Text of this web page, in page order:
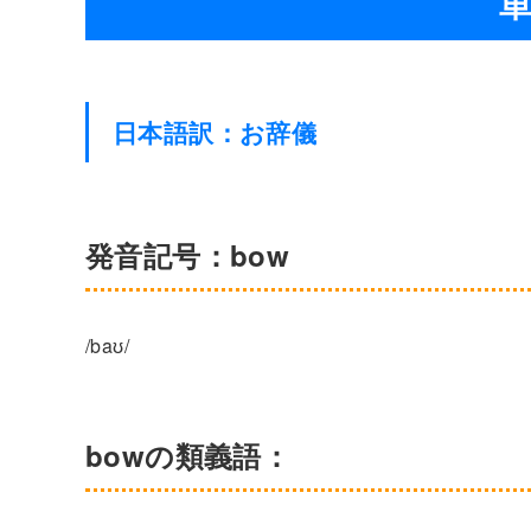
日本語訳：お辞儀
発音記号：bow
/baʊ/
bowの類義語：